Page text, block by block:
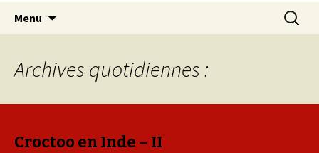
Menu
Archives quotidiennes :
Croctoo en Inde – II